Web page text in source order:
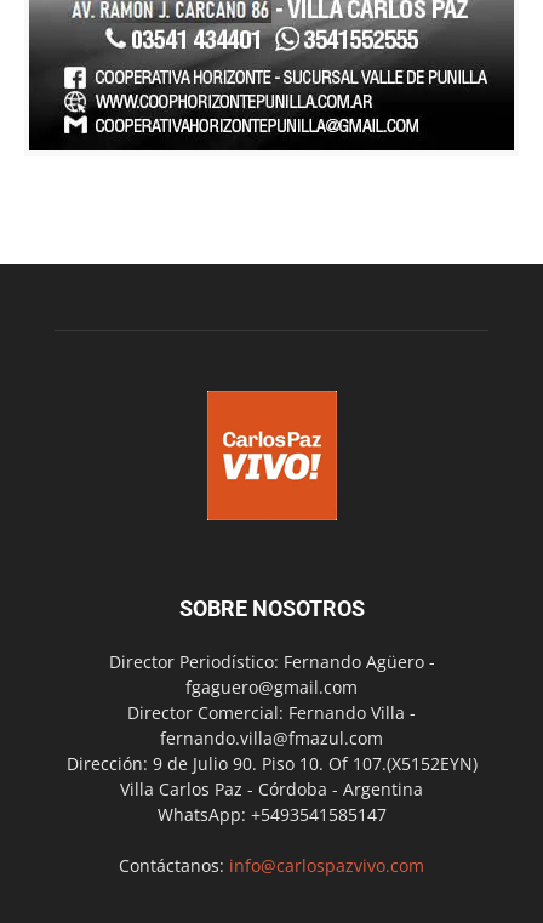
SOBRE NOSOTROS
Director Periodístico: Fernando Agüero -
fgaguero@gmail.com
Director Comercial: Fernando Villa -
fernando.villa@fmazul.com
Dirección: 9 de Julio 90. Piso 10. Of 107.(X5152EYN)
Villa Carlos Paz - Córdoba - Argentina
WhatsApp: +5493541585147
Contáctanos: info@carlospazvivo.com